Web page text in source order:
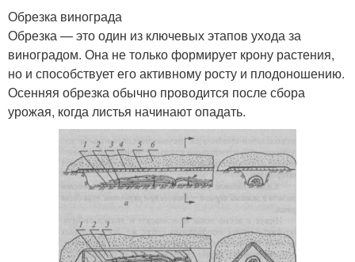
Обрезка винограда
Обрезка — это один из ключевых этапов ухода за
виноградом. Она не только формирует крону растения,
но и способствует его активному росту и плодоношению.
Осенняя обрезка обычно проводится после сбора
урожая, когда листья начинают опадать.